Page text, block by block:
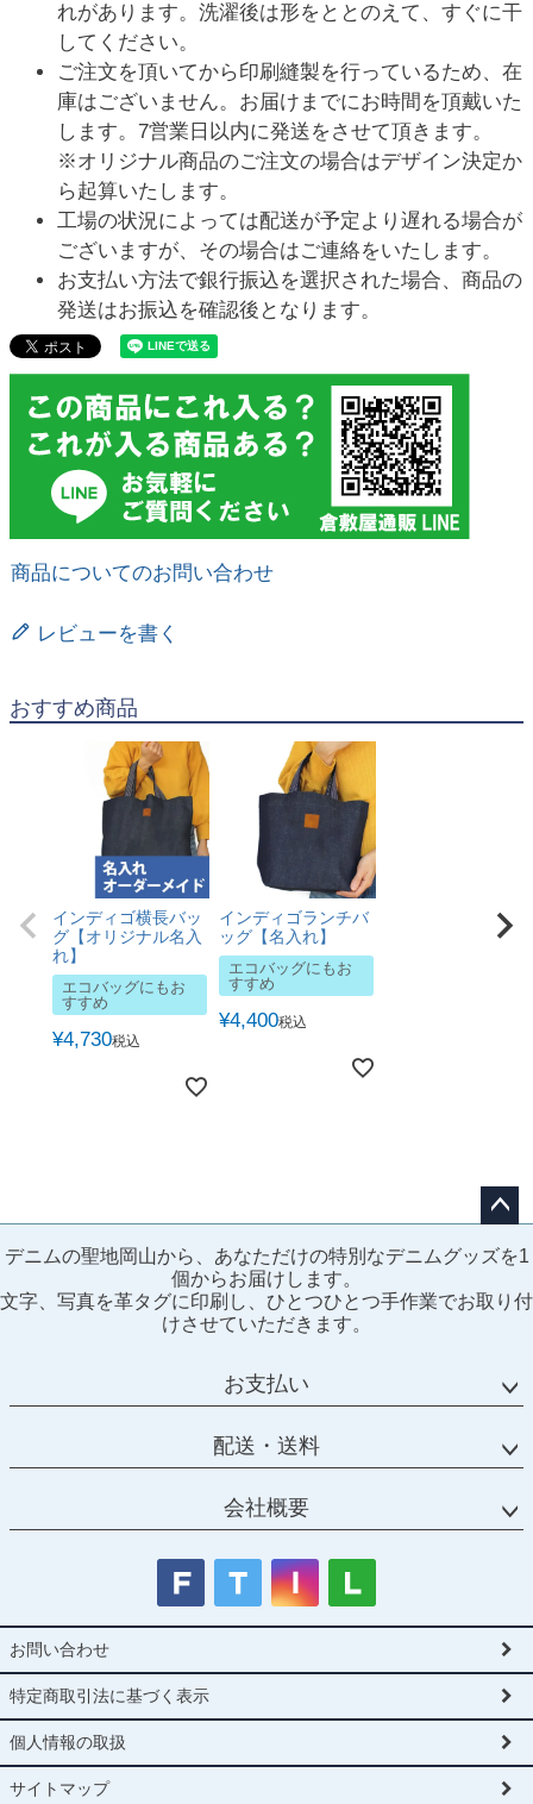
れがあります。洗濯後は形をととのえて、すぐに干
してください。
ご注文を頂いてから印刷縫製を行っているため、在
庫はございません。お届けまでにお時間を頂戴いた
します。7営業日以内に発送をさせて頂きます。
※オリジナル商品のご注文の場合はデザイン決定か
ら起算いたします。
工場の状況によっては配送が予定より遅れる場合が
ございますが、その場合はご連絡をいたします。
お支払い方法で銀行振込を選択された場合、商品の
発送はお振込を確認後となります。
商品についてのお問い合わせ
レビューを書く
おすすめ商品
インディゴ横長バッ
グ【オリジナル名入
れ】
エコバッグにもお
すすめ
¥4,730税込
インディゴランチバ
ッグ【名入れ】
エコバッグにもお
すすめ
¥4,400税込
ジト
へ
デニムの聖地岡山から、あなただけの特別なデニムグッズを1
個からお届けします。
文字、写真を革タグに印刷し、ひとつひとつ手作業でお取り付
けさせていただきます。
お支払い
配送・送料
会社概要
お問い合わせ
特定商取引法に基づく表示
個人情報の取扱
サイトマップ